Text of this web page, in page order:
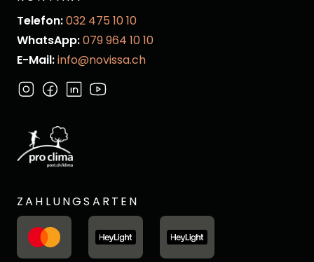
Telefon:032 475 10 10
WhatsApp:079 964 10 10
E-Mail:info@novissa.ch
ZAHLUNGSARTEN